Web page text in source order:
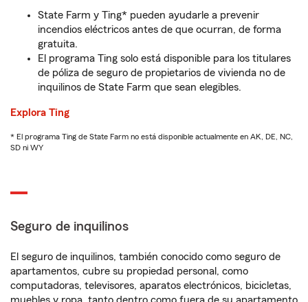
State Farm y Ting* pueden ayudarle a prevenir
incendios eléctricos antes de que ocurran, de forma
gratuita.
El programa Ting solo está disponible para los titulares
de póliza de seguro de propietarios de vivienda no de
inquilinos de State Farm que sean elegibles.
Explora Ting
* El programa Ting de State Farm no está disponible actualmente en AK, DE, NC,
SD ni WY
Seguro de inquilinos
El seguro de inquilinos, también conocido como seguro de
apartamentos, cubre su propiedad personal, como
computadoras, televisores, aparatos electrónicos, bicicletas,